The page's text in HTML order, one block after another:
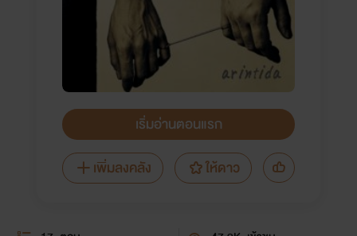
เริ่มอ่านตอนแรก
เพิ่มลงคลัง
ให้ดาว